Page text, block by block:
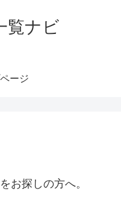
覧ナビ
ージ
お探しの方へ。